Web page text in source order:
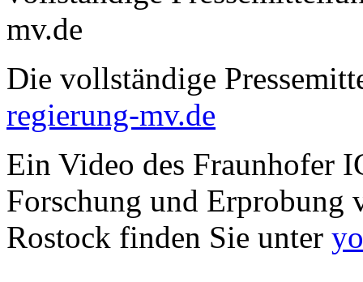
mv.de
Die vollständige
regierung-mv.de
Ein Video des Fraunhofer
Forschung und Erprobung
Rostock finden Sie unter